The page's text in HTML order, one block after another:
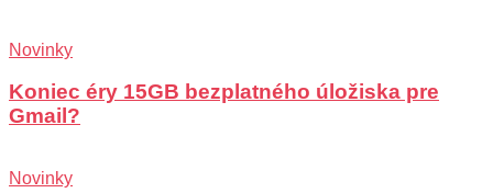
Novinky
Koniec éry 15GB bezplatného úložiska pre
Gmail?
Novinky